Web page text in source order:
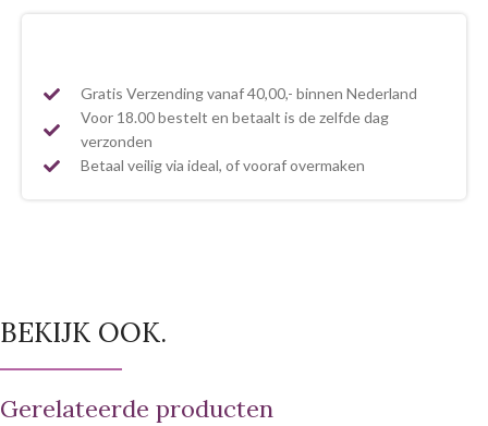
Gratis Verzending vanaf 40,00,- binnen Nederland
Voor 18.00 bestelt en betaalt is de zelfde dag
verzonden
Betaal veilig via ideal, of vooraf overmaken
BEKIJK OOK.
Gerelateerde producten